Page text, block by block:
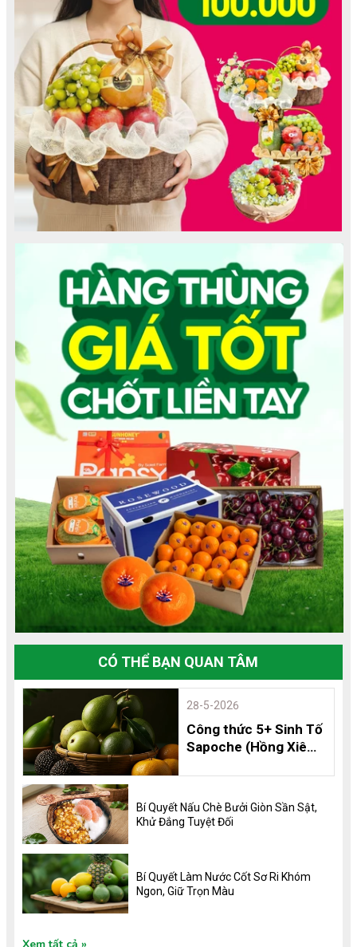
CÓ THỂ BẠN QUAN TÂM
28-5-2026
Công thức 5+ Sinh Tố
Sapoche (Hồng Xiêm)
Dưỡng và 8 Lợi Ích
Không Thể Bỏ Qua
Bí Quyết Nấu Chè Bưởi Giòn Sần Sật,
Khử Đắng Tuyệt Đối
Bí Quyết Làm Nước Cốt Sơ Ri Khóm
Ngon, Giữ Trọn Màu